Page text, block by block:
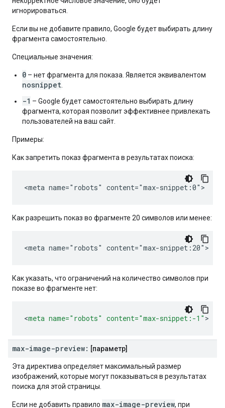
игнорироваться.
Если вы не добавите правило, Google будет выбирать длину
фрагмента самостоятельно.
Специальные значения:
0 – нет фрагмента для показа. Является эквивалентом
nosnippet
-1 – Google будет самостоятельно выбирать длину
фрагмента, которая позволит эффективнее привлекать
пользователей на ваш сайт.
Примеры:
Как запретить показ фрагмента в результатах поиска:
<meta name="robots" content="max-snippet:0">
Как разрешить показ во фрагменте 20 символов или менее:
<meta name="robots" content="max-snippet:20">
Как указать, что ограничений на количество символов при
показе во фрагменте нет:
<meta name="robots" content="max-snippet:-1" >
max-image-preview: [параметр]
Эта директива определяет максимальный размер
изображений, которые могут показываться в результатах
поиска для этой страницы.
Если не добавить правило max-image-preview, при